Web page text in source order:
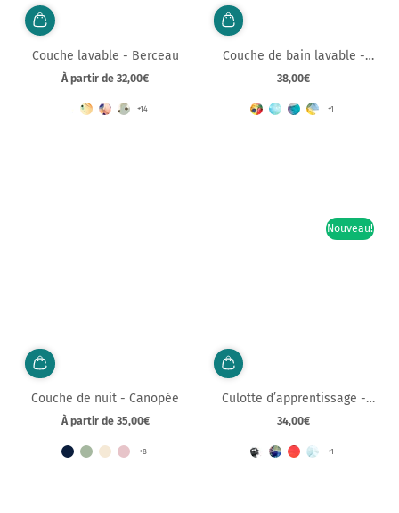
Couche lavable - Berceau
Prix
À partir de 32,00€
+14
Couche de bain lavable -
Switchnest
Prix
38,00€
+1
Couche de nuit - Canopée
Prix
À partir de 35,00€
+8
Nouveau!
Culotte d’apprentissage -
Balancelle
Prix
34,00€
+1